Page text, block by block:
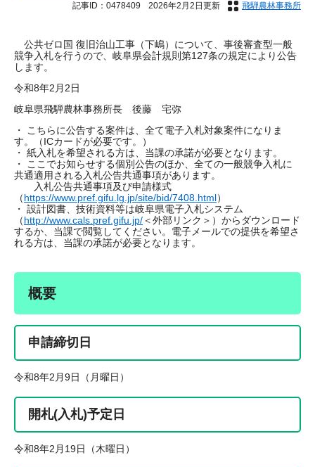
記事ID：0478409 2026年2月2日更新 飛騨農林事務所
公共ゼロ国 復旧治山工事（下嶋）について、事後審査型一般
競争入札を行うので、岐阜県会計規則第127条の規定により公告
します。
令和8年2月2日
岐阜県飛騨農林事務所長 後藤 宅弥
・ こちらに公告する案件は、全て電子入札対象案件になりま
す。（ICカードが必要です。）
・ 紙入札を希望される方は、当課の承諾が必要となります。
・ ここでお知らせする個別公告のほか、全ての一般競争入札に
共通適用される入札公告共通事項があります。
入札公告共通事項及び申請様式
（https://www.pref.gifu.lg.jp/site/bid/7408.html）
・ 設計図書、技術資料等は岐阜県電子入札システム
（http://www.cals.pref.gifu.jp/＜外部リンク＞ ）からダウンロード
するか、当課で閲覧してください。電子メールでの提供を希望さ
れる方は、当課の承諾が必要となります。
概要
申請締切日
令和8年2月9日（月曜日）
開札(入札)予定日
令和8年2月19日（木曜日）